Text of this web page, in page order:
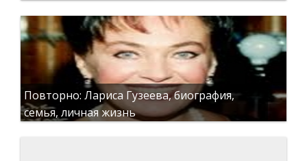
Повторно: Лариса Гузеева, биография,
семья, личная жизнь